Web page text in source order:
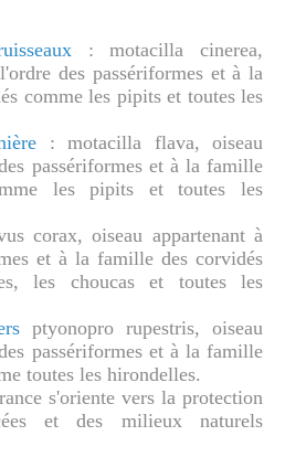
: motacilla cinerea,
des passériformes et à la
comme les pipits et toutes les
: motacilla flava, oiseau
passériformes et à la famille
les pipits et toutes les
corax, oiseau appartenant à
et à la famille des corvidés
les choucas et toutes les
ptyonopro rupestris, oiseau
passériformes et à la famille
toutes les hirondelles.
s'oriente vers la protection
et des milieux naturels